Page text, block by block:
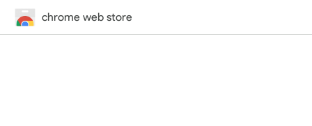
chrome web store